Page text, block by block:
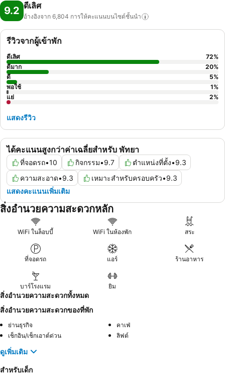
9.2 ดีเลิศ
อ้างอิงจาก 6,804 การให้คะแนนบนไซต์ชั้นนำ
ได้คะแนนสูงกว่าค่าเฉลี่ยสำหรับ พัทยา
ที่จอดรถ•10 กิจกรรม•9.7 ตำแหน่งที่ตั้ง•9.3
ความสะอาด•9.3 เหมาะสำหรับครอบครัว•9.3
แสดงคะแนนเพิ่มเติม
รีวิวจากผู้เข้าพัก
ดีเลิศ 72%
ดีมาก
20%
ดี
5%
พอใช้
1%
แย่
2%
แสดงรีวิว
สิ่งอำนวยความสะดวกหลัก
WiFi ในล็อบบี้ WiFi ในห้องพัก สระ
ที่จอดรถ แอร์ ร้านอาหาร
บาร์โรงแรม ยิม
สิ่งอำนวยความสะดวกทั้งหมด
สิ่งอำนวยความสะดวกของที่พัก
ย่านธุรกิจ
คาเฟ่
เช็กอิน/เช็กเอาต์ด่วน
ลิฟต์
ดูเพิ่มเติม
สำหรับเด็ก